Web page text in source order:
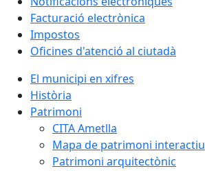
Facturació electrònica
Impostos
Oficines d'atenció al ciutadà
El municipi en xifres
Història
Patrimoni
CITA Ametlla
Mapa de patrimoni interactiu
Patrimoni arquitectònic